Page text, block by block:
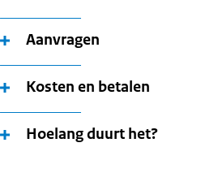
Aanvragen
Kosten en betalen
Hoelang duurt het?